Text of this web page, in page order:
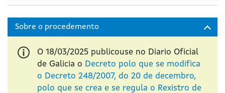
O 18/03/2025 publicouse no Diario Oficial
de Galicia o Decreto polo que se modifica
o Decreto 248/2007, do 20 de decembro,
polo que se crea e se regula o Rexistro de